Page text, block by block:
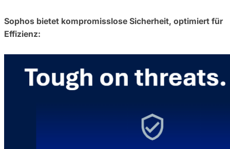
Sophos bietet kompromisslose Sicherheit, optimiert für
Effizienz: